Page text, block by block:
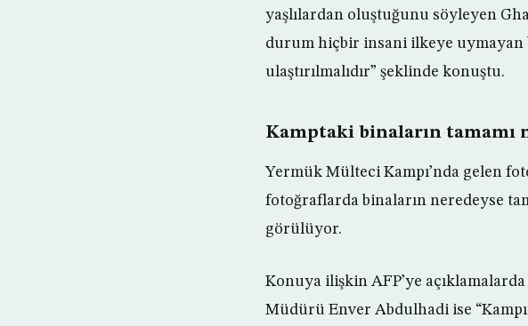
yaşlılardan oluştuğunu söyleyen
durum hiçbir insani ilkeye
ulaştırılmalıdır” şeklinde konuştu.
Kamptaki binaların tamamı
Yermük Mülteci Kampı’nda gelen
fotoğraflarda binaların neredeyse
görülüyor.
Konuya ilişkin AFP’ye
Müdürü Enver Abdulhadi ise